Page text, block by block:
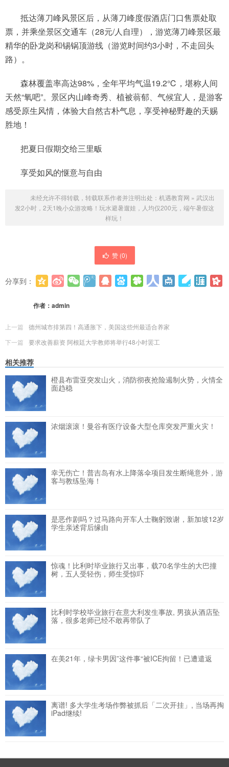
抵达薄刀峰风景区后，从薄刀峰度假酒店门口售票处取
票，并乘坐景区交通车（28元/人自理），游览薄刀峰景区最
精华的卧龙岗和锡锅顶游线（游览时间约3小时，不走回头
路）。
森林覆盖率高达98%，全年平均气温19.2℃，堪称人间
天然“氧吧”。景区内山峰奇秀、植被蓊郁、气候宜人，是游客
感受原生风情，体验大自然古朴气息，享受神秘野趣的天赐
胜地！
把夏日假期交给三里畈
享受如风的惬意与自由
未经允许不得转载，转载联系作者并注明出处： 机遇教育网 » 武汉出
发2小时，2天1晚小众游攻略！玩水避暑遛娃，人均仅200元，端午暑假这
样玩！
赞 (0)
分享到：
作者： admin
上一篇
德州城市排第四！高通胀下，美国这些州最适合养家
下一篇
要求改善薪资 阿根廷大学教师将举行48小时罢工
相关推荐
橙县布雷亚突发山火，消防彻夜抢险遏制火势，火情全
面趋稳
浓烟滚滚！曼谷有医疗设备大型仓库突发严重火灾！
幸无伤亡！普吉岛有水上降落伞项目发生断绳意外，游
客与教练坠海！
是恶作剧吗？过马路向开车人士鞠躬致谢，新加坡12岁
学生亲述背后缘由
惊魂！比利时毕业旅行又出事，载70名学生的大巴撞
树，五人受轻伤，师生受惊吓
比利时学校毕业旅行在意大利发生事故, 男孩从酒店坠
落，很多老师已经不敢再带队了
在美21年，绿卡男因”这件事“被ICE拘留！已遭遣返
离谱! 多大学生考场作弊被抓后「二次开挂」, 当场再掏
iPad继续!